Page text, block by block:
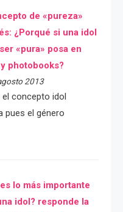
de «pureza»
¿Porqué si una idol
«pura» posa en
photobooks?
2013
el concepto idol
pues el género
lo más importante
idol? responde la